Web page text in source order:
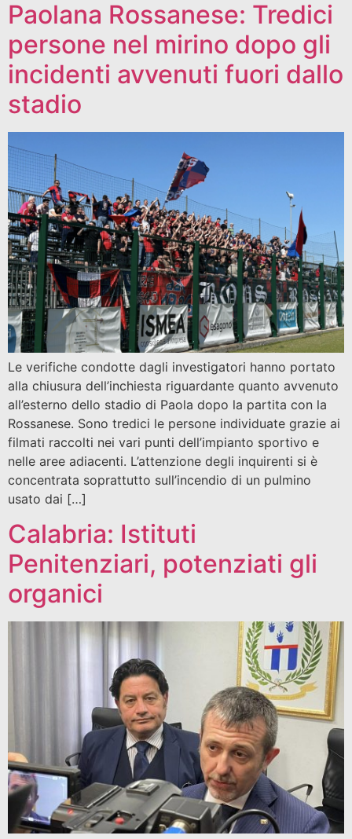
Paolana Rossanese: Tredici
persone nel mirino dopo gli
incidenti avvenuti fuori dallo
stadio
Le verifiche condotte dagli investigatori hanno portato
alla chiusura dell’inchiesta riguardante quanto avvenuto
all’esterno dello stadio di Paola dopo la partita con la
Rossanese. Sono tredici le persone individuate grazie ai
filmati raccolti nei vari punti dell’impianto sportivo e
nelle aree adiacenti. L’attenzione degli inquirenti si è
concentrata soprattutto sull’incendio di un pulmino
usato dai […]
Calabria: Istituti
Penitenziari, potenziati gli
organici